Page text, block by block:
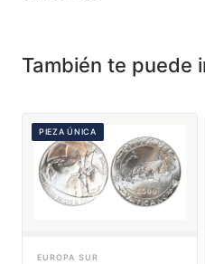
También te puede
PIEZA ÚNICA
EUROPA SUR